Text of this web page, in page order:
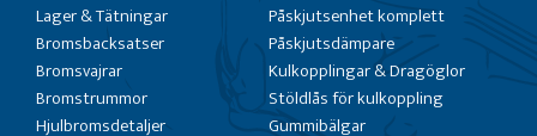
Lager & Tätningar
Bromsbacksatser
Bromsvajrar
Bromstrummor
Hjulbromsdetaljer
Påskjutsenhet komplett
Påskjutsdämpare
Kulkopplingar & Dragöglor
Stöldlås för kulkoppling
Gummibälgar